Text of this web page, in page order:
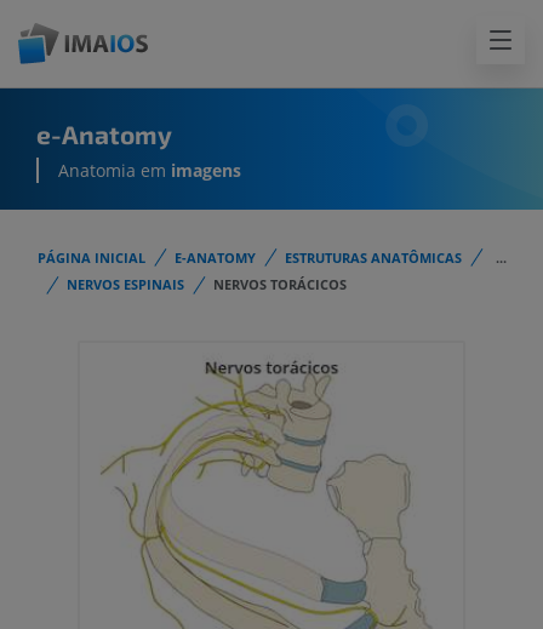
e-Anatomy
Anatomia em imagens
PÁGINA INICIAL E-ANATOMY ESTRUTURAS ANATÔMICAS
...
NERVOS ESPINAIS
NERVOS TORÁCICOS